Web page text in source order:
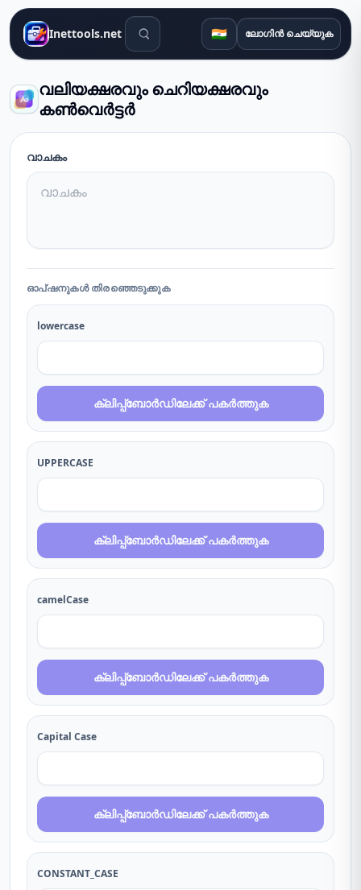
Inettools.net തിരയൽ ഉപകരണങ്ങൾ
🇮🇳 ലോഗിൻ ചെയ്യുക
വലിയക്ഷരവും ചെറിയക്ഷരവും
കൺവെർട്ടർ
വാചകം
ഓപ്ഷനുകൾ തിരഞ്ഞെടുക്കുക
lowercase
ക്ലിപ്പ്ബോർഡിലേക്ക് പകർത്തുക
UPPERCASE
ക്ലിപ്പ്ബോർഡിലേക്ക് പകർത്തുക
camelCase
ക്ലിപ്പ്ബോർഡിലേക്ക് പകർത്തുക
Capital Case
ക്ലിപ്പ്ബോർഡിലേക്ക് പകർത്തുക
CONSTANT_CASE